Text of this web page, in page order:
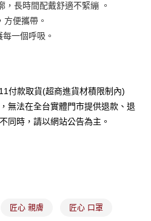
哥大用戶可立即使用無須另外申請。
訂單成立後會自動跳轉到大哥付的交易
的期數、繳款截止日，確認付款後即完
額請依後續交易確認頁面所載為準。
付你分期」於每月結算日後寄送繳費提
「超商條碼／台灣大直營門市／銀行轉
，長時間配戴舒適不緊繃 。
便攜帶。
一個呼吸。
付款取貨(超商進貨材積限制內)
無法在全台實體門市提供退款、退
同時，請以網站公告為主。
匠心 親膚 匠心 口罩